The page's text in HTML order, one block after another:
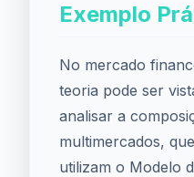
Exemplo
No mercado
teoria pode ser
analisar a
multimercados,
utilizam o Modelo